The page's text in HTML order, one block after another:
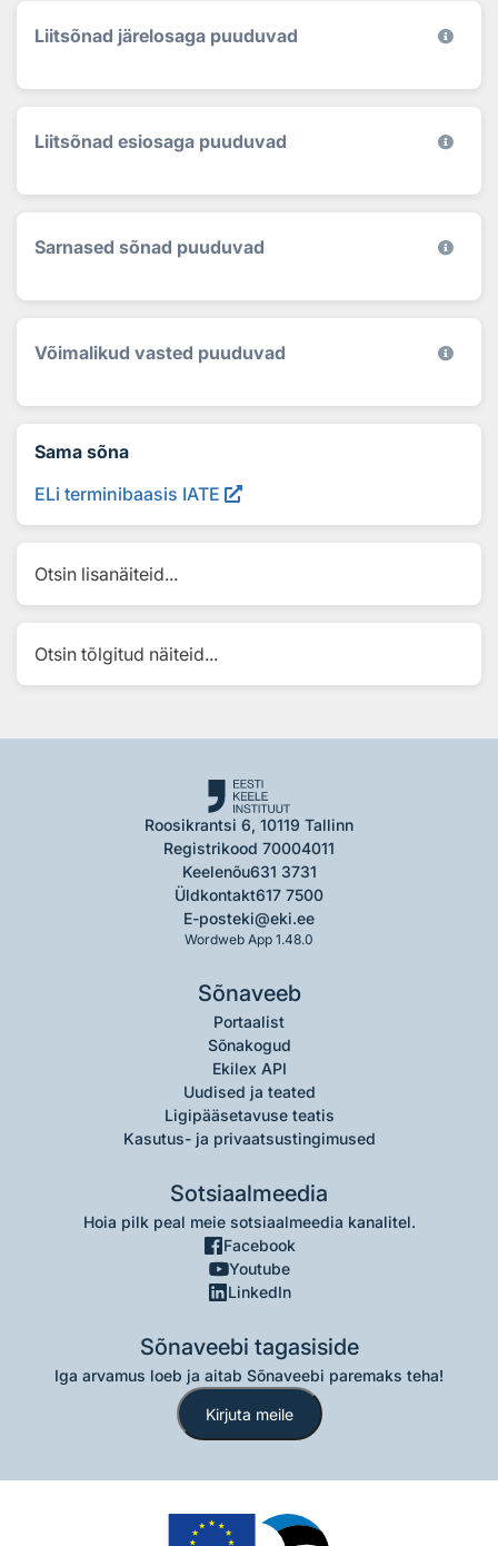
Liitsõnad järelosaga puuduvad
Liitsõnad esiosaga puuduvad
Sarnased sõnad puuduvad
Võimalikud vasted puuduvad
Sama sõna
ELi terminibaasis IATE
Otsin lisanäiteid...
Otsin tõlgitud näiteid...
Roosikrantsi 6, 10119 Tallinn
Registrikood 70004011
Keelenõu631 3731
Üldkontakt617 7500
E-posteki@eki.ee
Wordweb App 1.48.0
Sõnaveeb
Portaalist
Sõnakogud
Ekilex API
Uudised ja teated
Ligipääsetavuse teatis
Kasutus- ja privaatsustingimused
Sotsiaalmeedia
Hoia pilk peal meie sotsiaalmeedia kanalitel.
Facebook
Youtube
LinkedIn
Sõnaveebi tagasiside
Iga arvamus loeb ja aitab Sõnaveebi paremaks teha!
Kirjuta meile